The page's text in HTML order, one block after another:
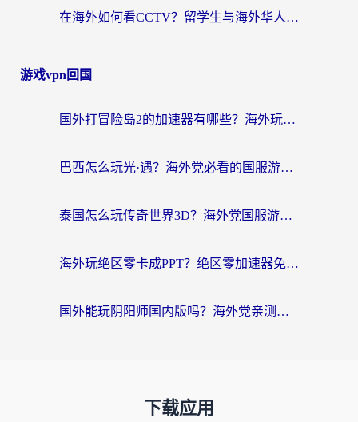
在海外如何看CCTV？留学生与海外华人的实用回国加速指南
游戏vpn回国
国外打冒险岛2的加速器有哪些？海外玩家国服畅玩全攻略（附实测推荐）
巴西怎么玩光·遇？海外党必看的国服游戏加速器选择指南（附3款热门游戏实测）
泰国怎么玩传奇世界3D？海外党国服游戏加速终极指南（附非洲欧洲热门游戏解决方案）
海外玩绝区零卡成PPT？绝区零加速器免费的推荐+实用技巧，附墨西哥玩谁是卧底美国玩和平精英攻略
国外能玩阴阳师国内版吗？海外党亲测有效的国服游戏加速指南
下载应用